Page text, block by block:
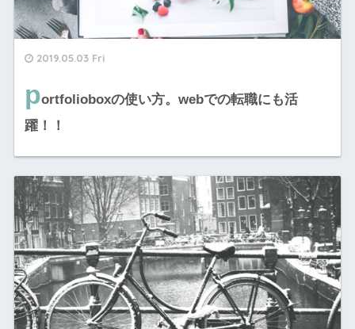
2019.05.03 Fri
portfolioboxの使い方。webでの転職にも活
躍！！